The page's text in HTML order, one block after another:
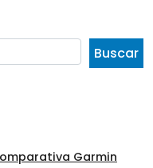
Buscar
Garmin